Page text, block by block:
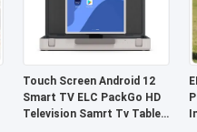
Touch Screen Android 12
Smart TV ELC PackGo HD
Television Samrt Tv Tablet